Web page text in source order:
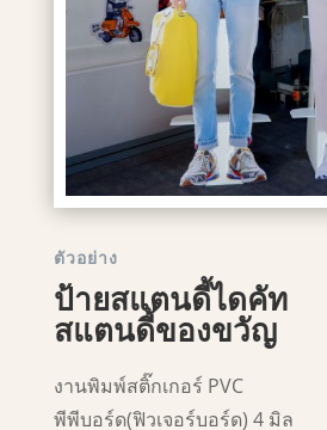
ตัวอย่าง
ป้ายสแตนดี้ไดคัท
สแตนดี้ของขวัญ
งานพิมพ์สติ๊กเกอร์ PVC
พีพีบอร์ด(ฟิวเจอร์บอร์ด) 4 มิล